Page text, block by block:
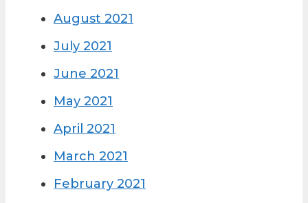
August 2021
July 2021
June 2021
May 2021
April 2021
March 2021
February 2021